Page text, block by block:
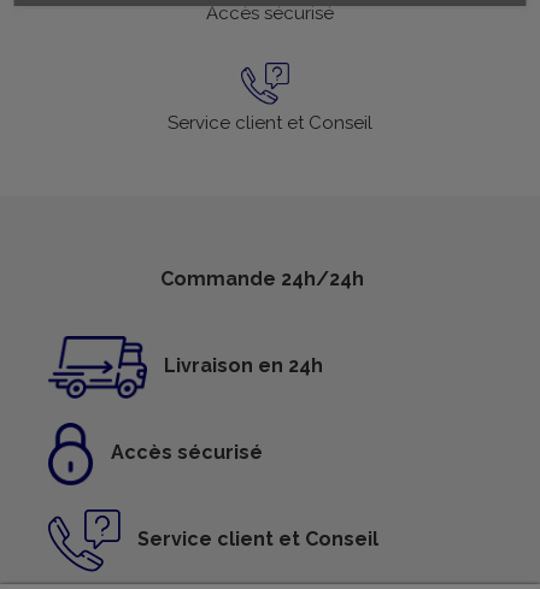
Accès sécurisé
Service client et Conseil
Commande 24h/24h
Livraison en 24h
Accès sécurisé
Service client et Conseil